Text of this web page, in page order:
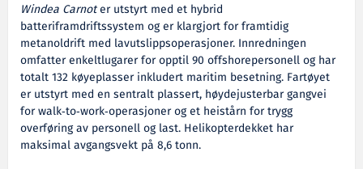
Windea Carnoter utstyrt med et hybrid
batteriframdriftssystem og er klargjort for framtidig
metanoldrift med lavutslippsoperasjoner. Innredningen
omfatter enkeltlugarer for opptil 90 offshorepersonell og har
totalt 132 køyeplasser inkludert maritim besetning. Fartøyet
er utstyrt med en sentralt plassert, høydejusterbar gangvei
for walk‑to‑work‑operasjoner og et heistårn for trygg
overføring av personell og last. Helikopterdekket har
maksimal avgangsvekt på 8,6 tonn.